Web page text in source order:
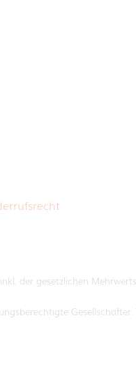
der gesetzlichen